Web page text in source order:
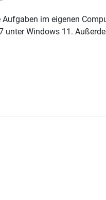
im eigenen
Windows 11.